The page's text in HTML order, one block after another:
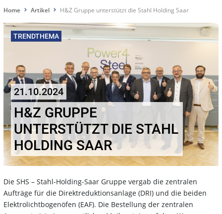
Home Artikel H&Z Gruppe unterstützt die Stahl Holding Saar
TRENDTHEMA
21.10.2024
H&Z GRUPPE
UNTERSTÜTZT DIE STAHL
HOLDING SAAR
Die SHS – Stahl-Holding-Saar Gruppe vergab die zentralen
Aufträge für die Direktreduktionsanlage (DRI) und die beiden
Elektrolichtbogenöfen (EAF). Die Bestellung der zentralen